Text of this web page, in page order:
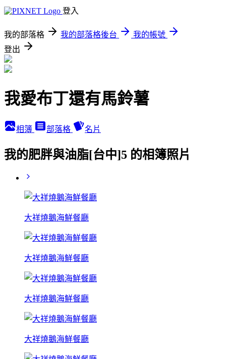
登入
我的部落格 我的部落格後台
我的帳號
登出
我愛布丁還有馬鈴薯
相簿 部落格 名片
我的肥胖與油脂[台中]5 的相簿照片
大祥燒鵝海鮮餐廳
大祥燒鵝海鮮餐廳
大祥燒鵝海鮮餐廳
大祥燒鵝海鮮餐廳